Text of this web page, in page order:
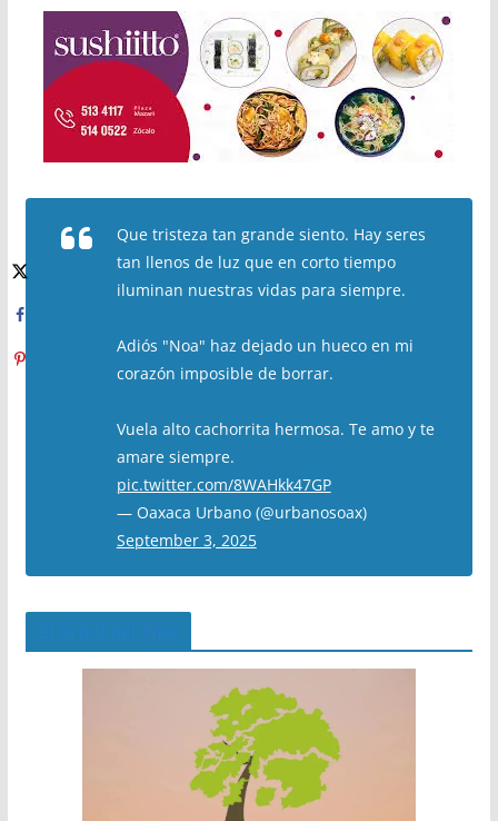
Que tristeza tan grande siento. Hay seres
tan llenos de luz que en corto tiempo
iluminan nuestras vidas para siempre.
Adiós "Noa" haz dejado un hueco en mi
corazón imposible de borrar.
Vuela alto cachorrita hermosa. Te amo y te
amare siempre.
pic.twitter.com/8WAHkk47GP
— Oaxaca Urbano (@urbanosoax)
September 3, 2025